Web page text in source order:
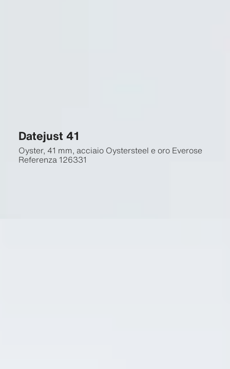
Datejust 41
Oyster, 41 mm, acciaio Oystersteel e oro Everose
Referenza126331